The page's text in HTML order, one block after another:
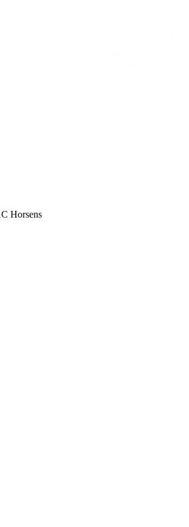
Horsens